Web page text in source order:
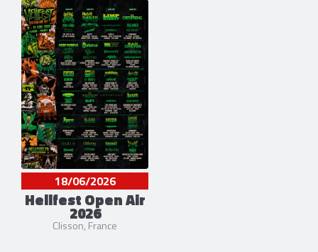
18/06/2026
Hellfest Open Air
2026
Clisson, France